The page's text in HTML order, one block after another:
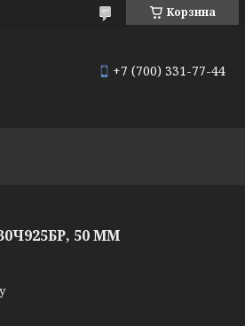
Корзина
+7 (700) 331-77-44
50 ММ